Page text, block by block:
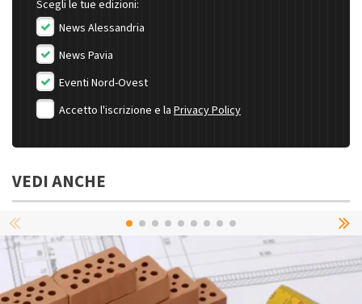
Scegli le tue edizioni:
News Alessandria
News Pavia
Eventi Nord-Ovest
Accetto l'iscrizione e la Privacy Policy
VEDI ANCHE